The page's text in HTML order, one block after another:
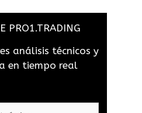
PRO1.TRADING
análisis técnicos y
en tiempo real